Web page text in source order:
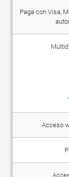
Paga con Visa,
Acceso